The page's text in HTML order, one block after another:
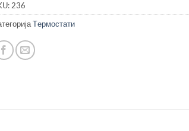
236
Tермостати